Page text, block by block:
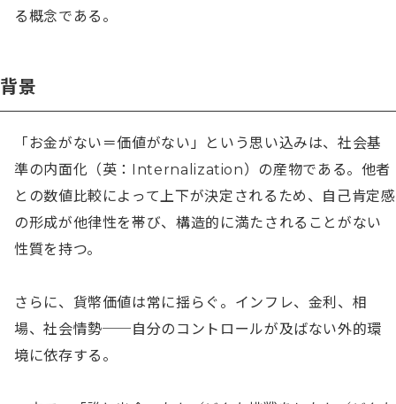
る概念である。
背景
「お金がない＝価値がない」という思い込みは、社会基
準の内面化（英：Internalization）の産物である。他者
との数値比較によって上下が決定されるため、自己肯定感
の形成が他律性を帯び、構造的に満たされることがない
性質を持つ。
さらに、貨幣価値は常に揺らぐ。インフレ、金利、相
場、社会情勢──自分のコントロールが及ばない外的環
境に依存する。